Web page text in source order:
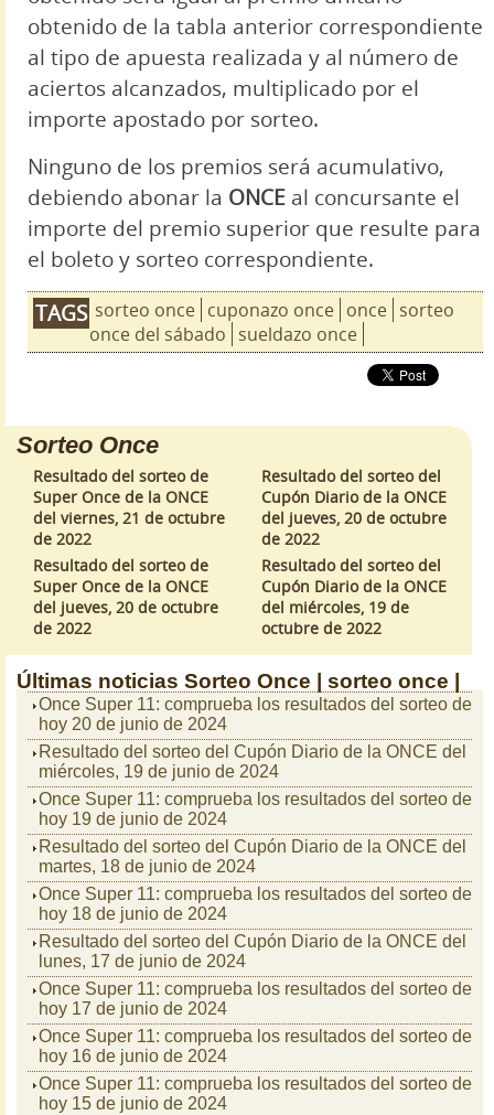
obtenido de la tabla anterior correspondiente
al tipo de apuesta realizada y al número de
aciertos alcanzados, multiplicado por el
importe apostado por sorteo.
Ninguno de los premios será acumulativo,
debiendo abonar la ONCE al concursante el
importe del premio superior que resulte para
el boleto y sorteo correspondiente.
TAGS sorteo once cuponazo once once sorteo
once del sábado sueldazo once
Sorteo Once
Resultado del sorteo de
Super Once de la ONCE
del viernes, 21 de octubre
de 2022
Resultado del sorteo del
Cupón Diario de la ONCE
del jueves, 20 de octubre
de 2022
Resultado del sorteo de
Super Once de la ONCE
del jueves, 20 de octubre
de 2022
Resultado del sorteo del
Cupón Diario de la ONCE
del miércoles, 19 de
octubre de 2022
Últimas noticias Sorteo Once | sorteo once |
Once Super 11: comprueba los resultados del sorteo de
hoy 20 de junio de 2024
Resultado del sorteo del Cupón Diario de la ONCE del
miércoles, 19 de junio de 2024
Once Super 11: comprueba los resultados del sorteo de
hoy 19 de junio de 2024
Resultado del sorteo del Cupón Diario de la ONCE del
martes, 18 de junio de 2024
Once Super 11: comprueba los resultados del sorteo de
hoy 18 de junio de 2024
Resultado del sorteo del Cupón Diario de la ONCE del
lunes, 17 de junio de 2024
Once Super 11: comprueba los resultados del sorteo de
hoy 17 de junio de 2024
Once Super 11: comprueba los resultados del sorteo de
hoy 16 de junio de 2024
Once Super 11: comprueba los resultados del sorteo de
hoy 15 de junio de 2024